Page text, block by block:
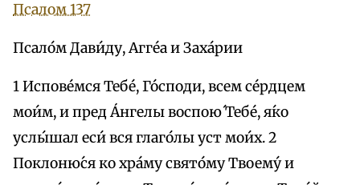
Псалом 137
Псало́м Дави́ду, Агге́а и Заха́рии
1 Испове́мся Тебе́, Го́споди, всем се́рдцем
мои́м, и пред А́нгелы воспою́ Тебе́, я́ко
услы́шал еси́ вся глаго́лы уст мои́х. 2
Поклоню́ся ко хра́му свято́му Твоему́ и